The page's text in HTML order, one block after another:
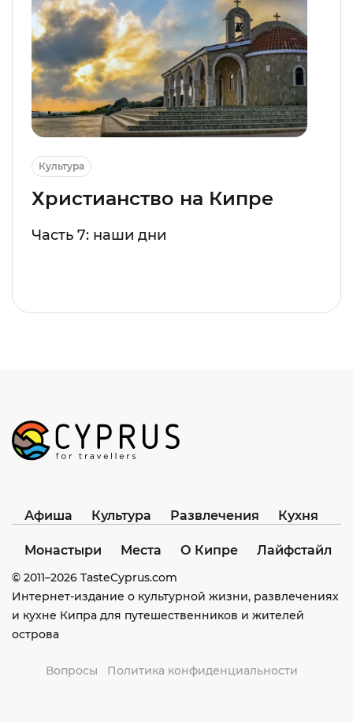
Культура
Христианство на Кипре
Часть 7: наши дни
Афиша Культура Развлечения Кухня
Монастыри Места О Кипре Лайфстайл
© 2011–2026 TasteCyprus.com
Интернет-издание о культурной жизни, развлечениях
и кухне Кипра для путешественников и жителей
острова
Вопросы Политика конфиденциальности